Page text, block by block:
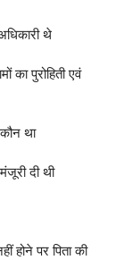
थे
का पुरोहिती एवं
था
दी थी
होने पर पिता की